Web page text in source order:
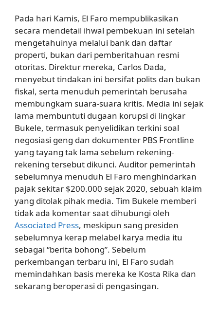
Pada hari Kamis, El Faro mempublikasikan
secara mendetail ihwal pembekuan ini setelah
mengetahuinya melalui bank dan daftar
properti, bukan dari pemberitahuan resmi
otoritas. Direktur mereka, Carlos Dada,
menyebut tindakan ini bersifat polits dan bukan
fiskal, serta menuduh pemerintah berusaha
membungkam suara-suara kritis. Media ini sejak
lama membuntuti dugaan korupsi di lingkar
Bukele, termasuk penyelidikan terkini soal
negosiasi geng dan dokumenter PBS Frontline
yang tayang tak lama sebelum rekening-
rekening tersebut dikunci. Auditor pemerintah
sebelumnya menuduh El Faro menghindarkan
pajak sekitar $200.000 sejak 2020, sebuah klaim
yang ditolak pihak media. Tim Bukele memberi
tidak ada komentar saat dihubungi oleh
Associated Press, meskipun sang presiden
sebelumnya kerap melabel karya media itu
sebagai “berita bohong”. Sebelum
perkembangan terbaru ini, El Faro sudah
memindahkan basis mereka ke Kosta Rika dan
sekarang beroperasi di pengasingan.